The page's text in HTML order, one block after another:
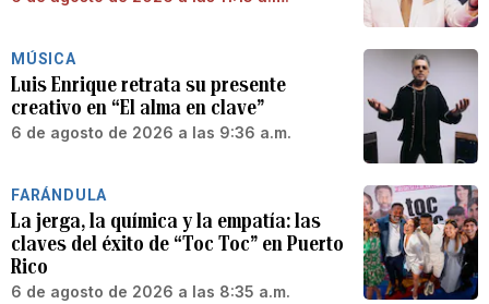
MÚSICA
Luis Enrique retrata su presente
creativo en “El alma en clave”
6 de agosto de 2026 a las 9:36 a.m.
FARÁNDULA
La jerga, la química y la empatía: las
claves del éxito de “Toc Toc” en Puerto
Rico
6 de agosto de 2026 a las 8:35 a.m.